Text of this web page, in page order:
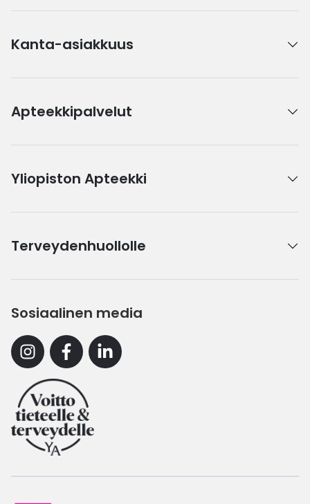
Kanta-asiakkuus
Apteekkipalvelut
Yliopiston Apteekki
Terveydenhuollolle
Sosiaalinen media
InstagramFacebookLinkedin